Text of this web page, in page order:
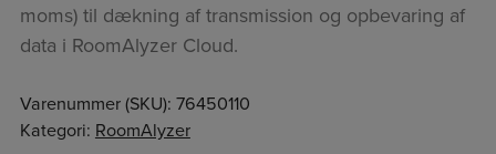
moms) til dækning af transmission og opbevaring af
data i RoomAlyzer Cloud.
Varenummer (SKU): 76450110
Kategori: RoomAlyzer